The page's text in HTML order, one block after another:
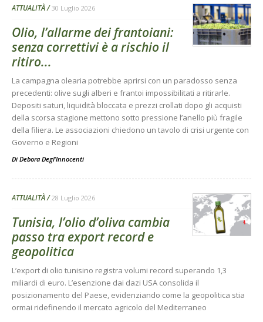
ATTUALITÀ 30 Luglio 2026
Olio, l’allarme dei frantoiani:
senza correttivi è a rischio il
ritiro...
La campagna olearia potrebbe aprirsi con un paradosso senza
precedenti: olive sugli alberi e frantoi impossibilitati a ritirarle.
Depositi saturi, liquidità bloccata e prezzi crollati dopo gli acquisti
della scorsa stagione mettono sotto pressione l’anello più fragile
della filiera. Le associazioni chiedono un tavolo di crisi urgente con
Governo e Regioni
Di Debora Degl’Innocenti
ATTUALITÀ 28 Luglio 2026
Tunisia, l’olio d’oliva cambia
passo tra export record e
geopolitica
L’export di olio tunisino registra volumi record superando 1,3
miliardi di euro. L’esenzione dai dazi USA consolida il
posizionamento del Paese, evidenziando come la geopolitica stia
ormai ridefinendo il mercato agricolo del Mediterraneo